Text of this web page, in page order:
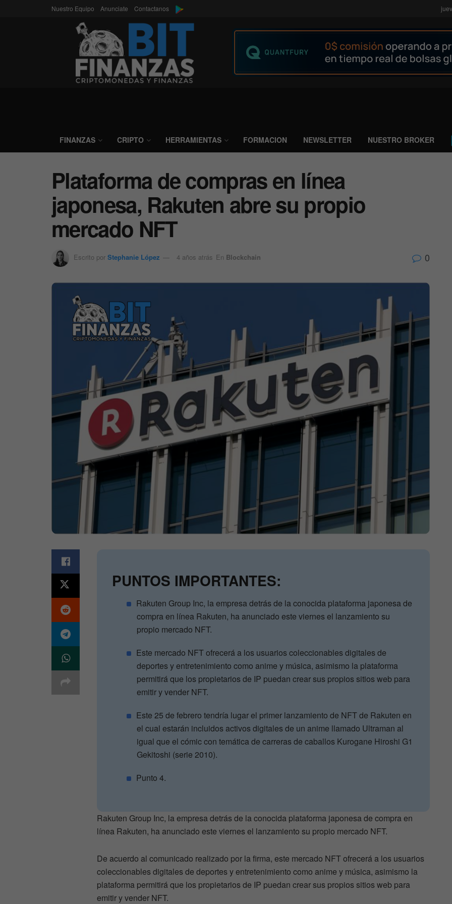
Nuestro Equipo Anunciate Contactanos
FINANZAS CRIPTO HERRAMIENTAS FORMACION NEWSLETTER NUESTRO BROKER
Plataforma de compras en línea
japonesa, Rakuten abre su propio
mercado NFT
Escrito por Stephanie López 4 años atrás En Blockchain 0
PUNTOS IMPORTANTES:
Rakuten Group Inc, la empresa detrás de la conocida plataforma japonesa de
compra en línea Rakuten, ha anunciado este viernes el lanzamiento su
propio mercado NFT.
Este mercado NFT ofrecerá a los usuarios coleccionables digitales de
deportes y entretenimiento como anime y música, asimismo la plataforma
permitirá que los propietarios de IP puedan crear sus propios sitios web para
emitir y vender NFT.
Este 25 de febrero tendría lugar el primer lanzamiento de NFT de Rakuten en
el cual estarán incluidos activos digitales de un anime llamado Ultraman al
igual que el cómic con temática de carreras de caballos Kurogane Hiroshi G1
Gekitoshi (serie 2010).
Punto 4.
Rakuten Group Inc, la empresa detrás de la conocida plataforma japonesa de compra en
línea Rakuten, ha anunciado este viernes el lanzamiento su propio mercado NFT.
De acuerdo al comunicado realizado por la firma, este mercado NFT ofrecerá a los usuarios
coleccionables digitales de deportes y entretenimiento como anime y música, asimismo la
plataforma permitirá que los propietarios de IP puedan crear sus propios sitios web para
emitir y vender NFT.